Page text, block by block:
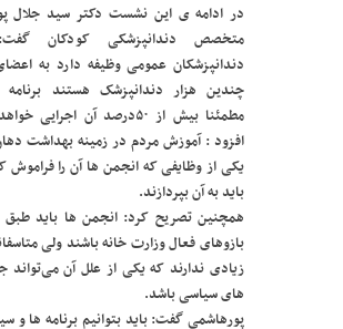
در ادامه ی این نشست دکتر سید جلال
متخصص دندانپزشکی کودکان
دندانپزشکان عمومی وظیفه دارد به
چندین هزار دندانپزشک هستند
مطمئنا بیش از ۵۰درصد آن
افزود : آموزش مردم در زمینه بهداشت
یکی از وظایفی که انجمن ها آن را فراموش
باید به آن بپردازند.
همچنین تصریح کرد: انجمن ها باید طبق
بازوهای فعال وزارت خانه باشند ولی
زیادی ندارند که یکی از علل آن می‌تواند
های سیاسی باشد.
پورهاشمی گفت: باید بتوانیم برنامه ها و